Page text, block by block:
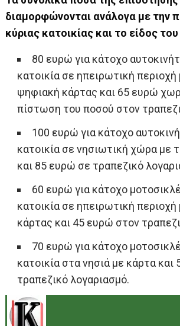
διαμορφώνονται ανάλογα με την
κύριας κατοικίας και το είδος
80 ευρώ για κάτοχο
κατοικία σε ηπειρωτική
ψηφιακή κάρτας και 65 ευρώ
πίστωση του ποσού στον
100 ευρώ για κάτοχο
κατοικία σε νησιωτική χώρα με
και 85 ευρώ σε τραπεζικό
60 ευρώ για κάτοχο
κατοικία σε ηπειρωτική
κάρτας και 45 ευρώ στον
70 ευρώ για κάτοχο
κατοικία στα νησιά με κάρτα
τραπεζικό λογαριασμό.